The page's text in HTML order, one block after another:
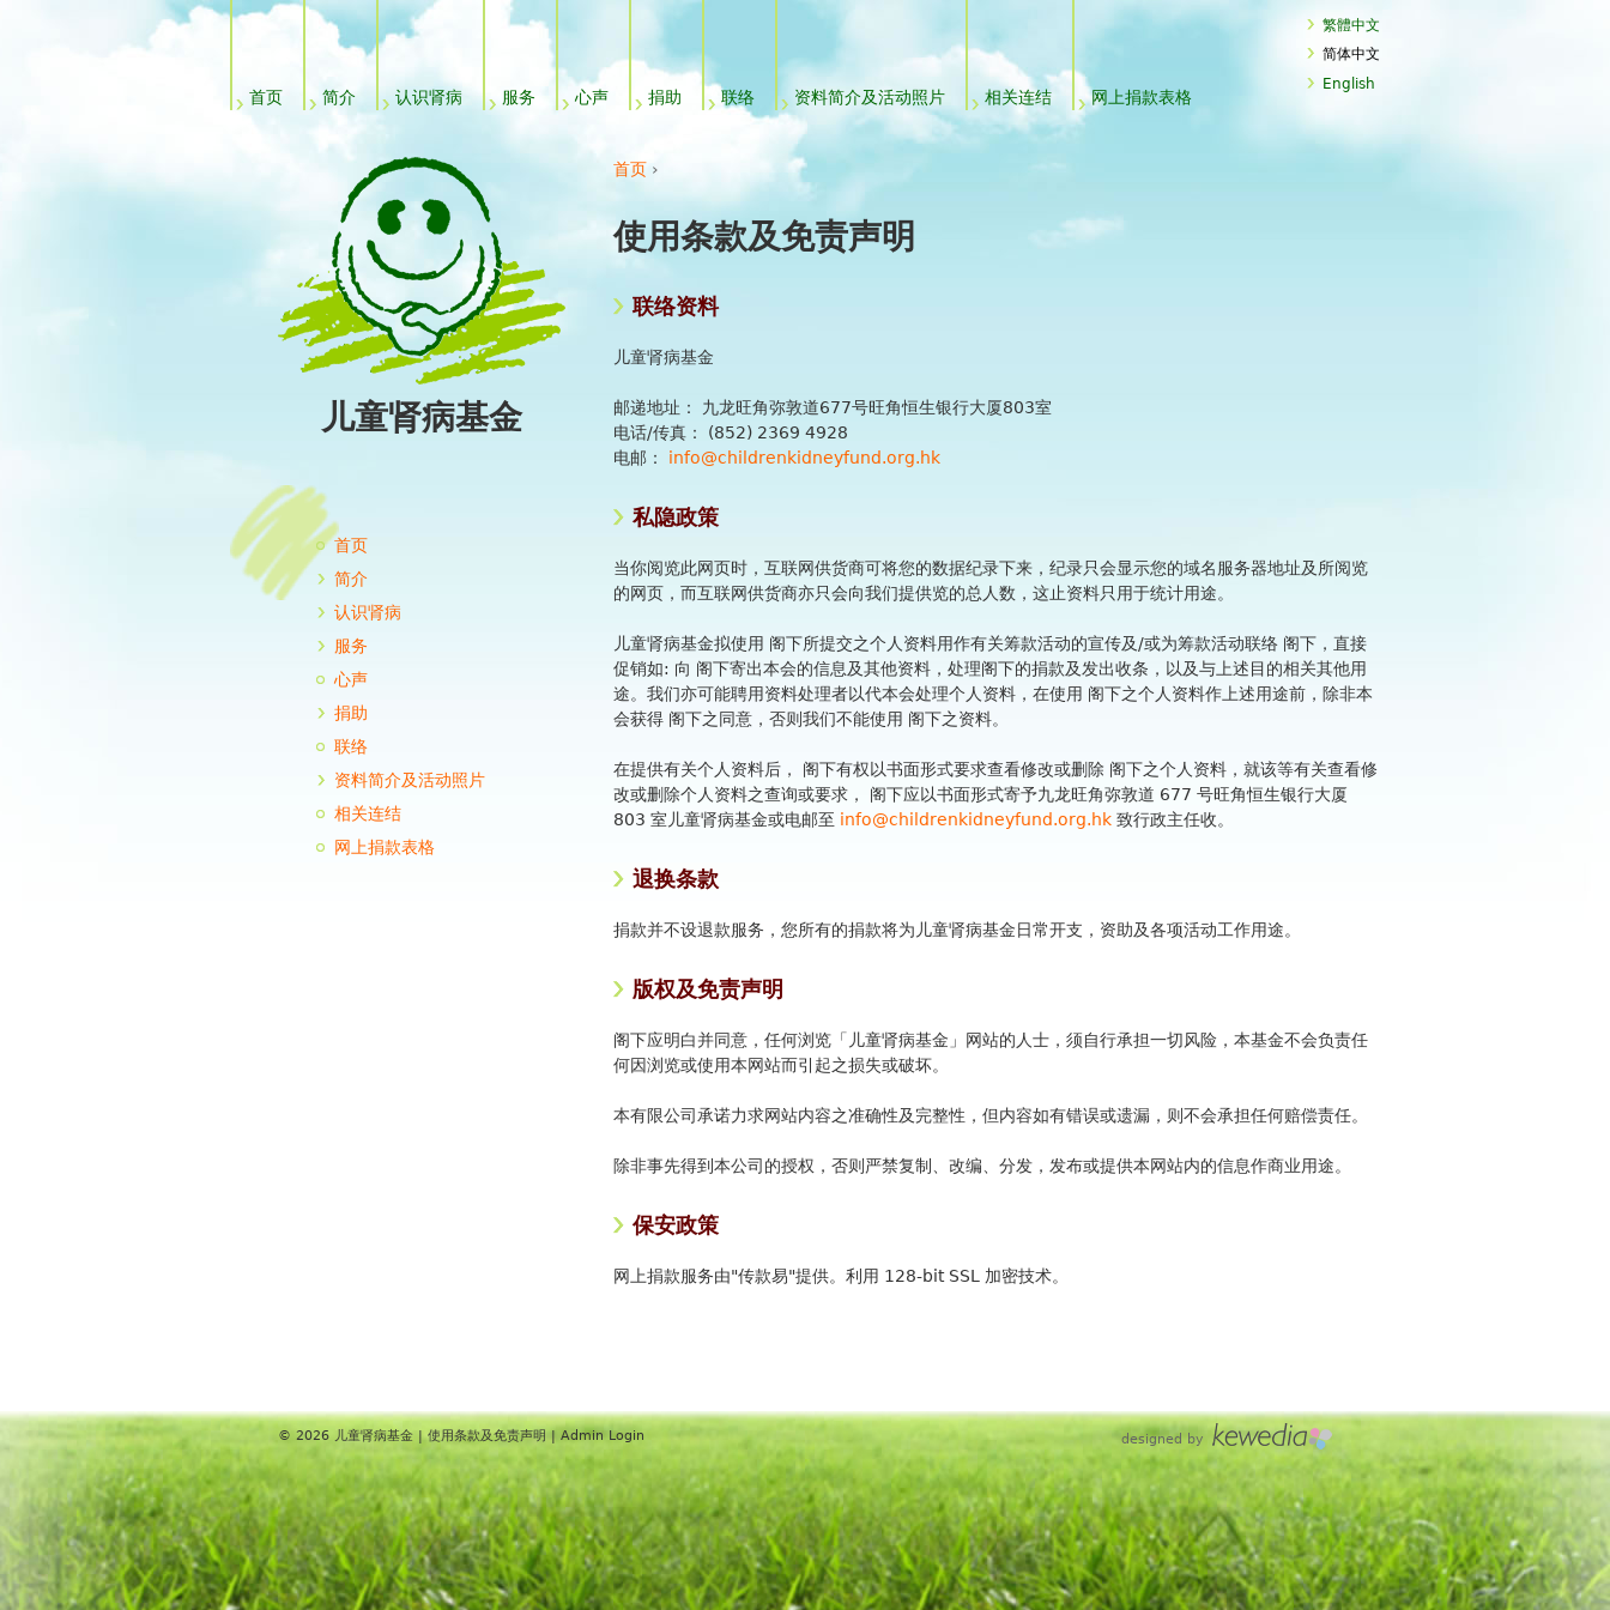
首页 简介 认识肾病 服务 心声 捐助 联络 资料简介及活动照片 相关连结 网上捐款表格
繁體中文
简体中文
English
你在这里
首页 ›
使用条款及免责声明
联络资料
儿童肾病基金
邮递地址： 九龙旺角弥敦道677号旺角恒生银行大厦803室
电话/传真： (852) 2369 4928
电邮： info@childrenkidneyfund.org.hk
私隐政策
当你阅览此网页时，互联网供货商可将您的数据纪录下来，纪录只会显示您的域名服务器地址及所阅览
的网页，而互联网供货商亦只会向我们提供览的总人数，这止资料只用于统计用途。
儿童肾病基金拟使用 阁下所提交之个人资料用作有关筹款活动的宣传及/或为筹款活动联络 阁下，直接
促销如: 向 阁下寄出本会的信息及其他资料，处理阁下的捐款及发出收条，以及与上述目的相关其他用
途。我们亦可能聘用资料处理者以代本会处理个人资料，在使用 阁下之个人资料作上述用途前，除非本
会获得 阁下之同意，否则我们不能使用 阁下之资料。
在提供有关个人资料后， 阁下有权以书面形式要求查看修改或删除 阁下之个人资料，就该等有关查看修
改或删除个人资料之查询或要求， 阁下应以书面形式寄予九龙旺角弥敦道 677 号旺角恒生银行大厦
803 室儿童肾病基金或电邮至 info@childrenkidneyfund.org.hk 致行政主任收。
退换条款
捐款并不设退款服务，您所有的捐款将为儿童肾病基金日常开支，资助及各项活动工作用途。
版权及免责声明
阁下应明白并同意，任何浏览「儿童肾病基金」网站的人士，须自行承担一切风险，本基金不会负责任
何因浏览或使用本网站而引起之损失或破坏。
本有限公司承诺力求网站内容之准确性及完整性，但内容如有错误或遗漏，则不会承担任何赔偿责任。
除非事先得到本公司的授权，否则严禁复制、改编、分发，发布或提供本网站内的信息作商业用途。
保安政策
网上捐款服务由"传款易"提供。利用 128-bit SSL 加密技术。
儿童肾病基金
首页
简介
认识肾病
服务
心声
捐助
联络
资料简介及活动照片
相关连结
网上捐款表格
designed by
© 2026 儿童肾病基金 使用条款及免责声明 Admin Login